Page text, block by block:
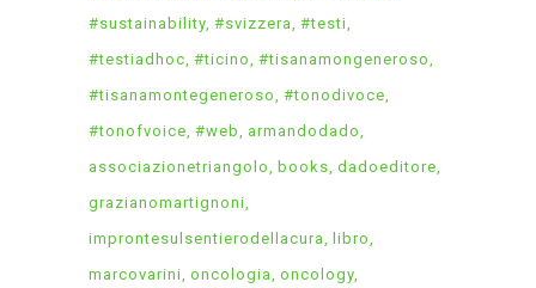
#sustainability #svizzera #testi
#testiadhoc #ticino #tisanamongeneroso
#tisanamontegeneroso #tonodivoce
#tonofvoice #web
armandodado
associazionetriangolo
books dadoeditore
grazianomartignoni
improntesulsentierodellacura
libro
marcovarini oncologia oncology